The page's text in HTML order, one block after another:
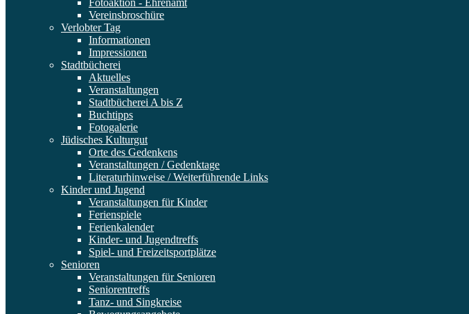
Fotoaktion - Ehrenamt
Vereinsbroschüre
Verlobter Tag
Informationen
Impressionen
Stadtbücherei
Aktuelles
Veranstaltungen
Stadtbücherei A bis Z
Buchtipps
Fotogalerie
Jüdisches Kulturgut
Orte des Gedenkens
Veranstaltungen / Gedenktage
Literaturhinweise / Weiterführende Links
Kinder und Jugend
Veranstaltungen für Kinder
Ferienspiele
Ferienkalender
Kinder- und Jugendtreffs
Spiel- und Freizeitsportplätze
Senioren
Veranstaltungen für Senioren
Seniorentreffs
Tanz- und Singkreise